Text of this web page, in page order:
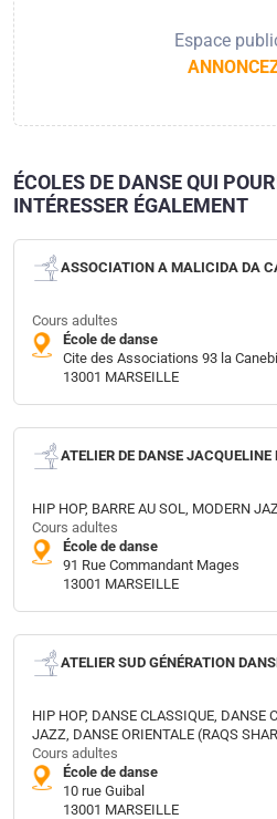
Espace
ÉCOLES DE DANSE QUI
INTÉRESSER ÉGALEMENT
ASSOCIATION A MALICIDA DA
Cours adultes
École de danse
Cite des Associations 93 la
13001 MARSEILLE
ATELIER DE DANSE JACQUELINE
HIP HOP, BARRE AU SOL, MODERN
Cours adultes
École de danse
91 Rue Commandant Mages
13001 MARSEILLE
ATELIER SUD GÉNÉRATION
HIP HOP, DANSE CLASSIQUE, DANSE
JAZZ, DANSE ORIENTALE (RAQS
Cours adultes
École de danse
10 rue Guibal
13001 MARSEILLE